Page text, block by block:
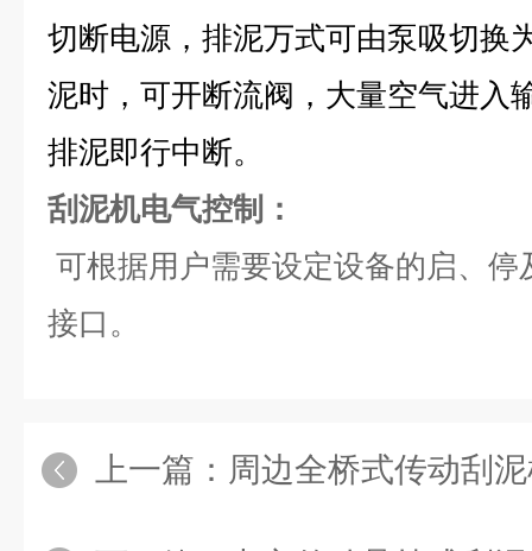
切断电源，排泥万式可由泵吸切换
泥时，可开断流阀，大量空气进入
排泥即行中断。
刮泥机电气控制：
可根据用户需要设定设备的启、
接口。
上一篇： 周边全桥式传动刮